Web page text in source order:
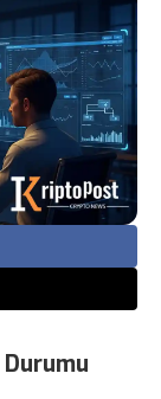
Durumu